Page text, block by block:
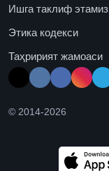
Ишга таклиф этамиз
Этика кодекси
Таҳририят жамоаси
© 2014-2026